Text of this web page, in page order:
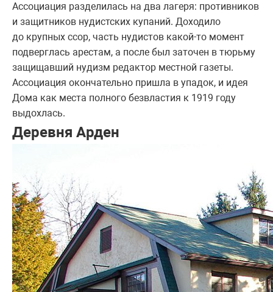
Ассоциация разделилась на два лагеря: противников
и защитников нудистских купаний. Доходило
до крупных ссор, часть нудистов какой-то момент
подверглась арестам, а после был заточен в тюрьму
защищавший нудизм редактор местной газеты.
Ассоциация окончательно пришла в упадок, и идея
Дома как места полного безвластия к 1919 году
выдохлась.
Деревня Арден